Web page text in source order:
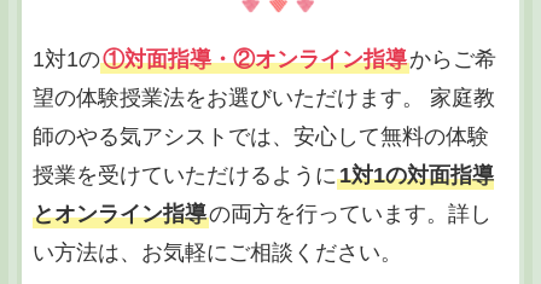
1対1の①対面指導・②オンライン指導からご希
望の体験授業法をお選びいただけます。 家庭教
師のやる気アシストでは、安心して無料の体験
授業を受けていただけるように1対1の対面指導
とオンライン指導の両方を行っています。詳し
い方法は、お気軽にご相談ください。